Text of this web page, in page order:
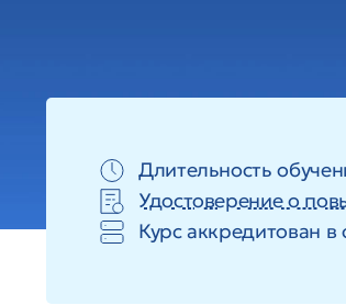
Длительность
Удостоверение о
Курс аккредитован в